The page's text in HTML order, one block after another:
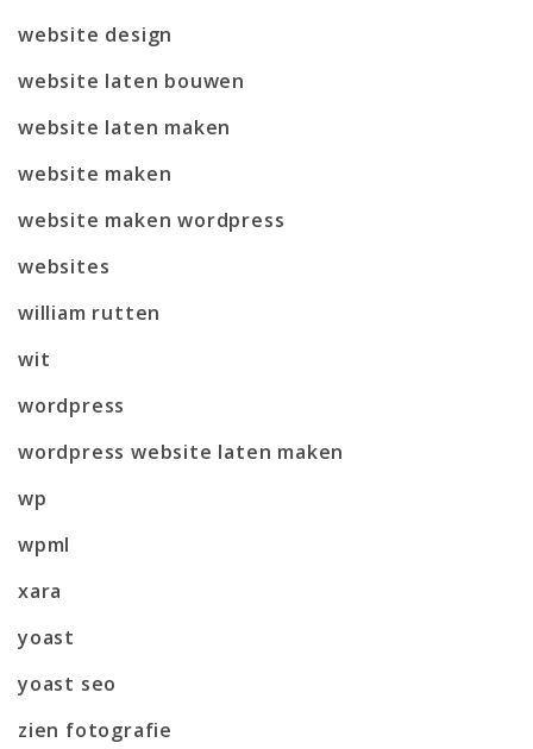
website design
website laten bouwen
website laten maken
website maken
website maken wordpress
websites
william rutten
wit
wordpress
wordpress website laten maken
wp
wpml
xara
yoast
yoast seo
zien fotografie